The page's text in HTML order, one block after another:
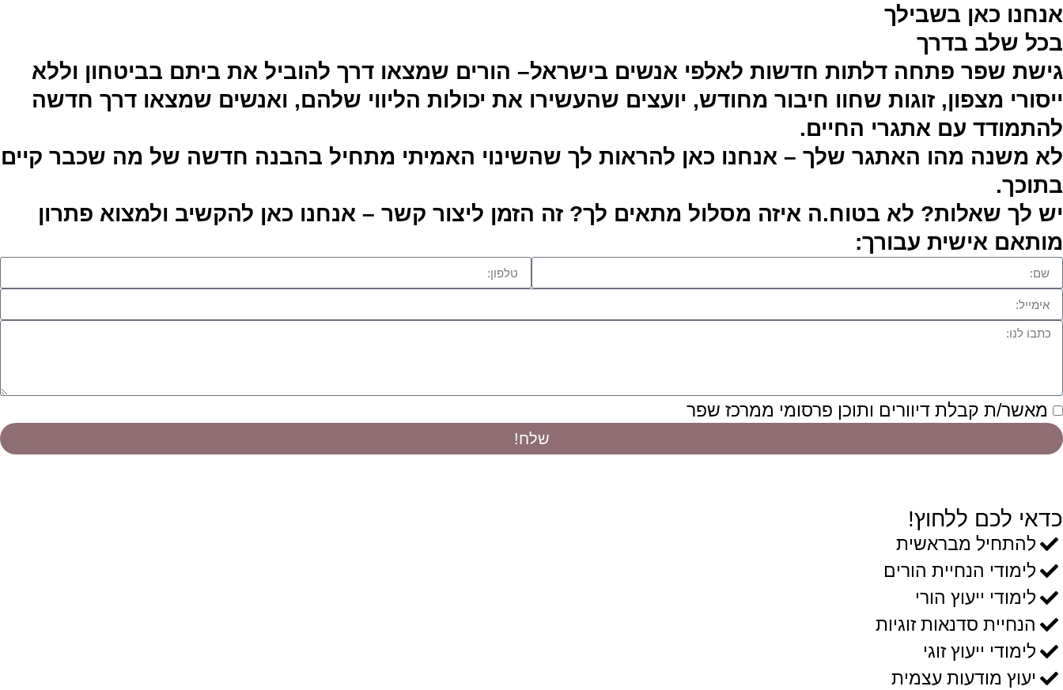
אנחנו כאן בשבילך
בכל שלב בדרך
גישת שפר פתחה דלתות חדשות לאלפי אנשים בישראל– הורים שמצאו דרך להוביל את ביתם בביטחון וללא
ייסורי מצפון, זוגות שחוו חיבור מחודש, יועצים שהעשירו את יכולות הליווי שלהם, ואנשים שמצאו דרך חדשה
להתמודד עם אתגרי החיים.
לא משנה מהו האתגר שלך – אנחנו כאן להראות לך שהשינוי האמיתי מתחיל בהבנה חדשה של מה שכבר קיים
בתוכך.
יש לך שאלות? לא בטוח.ה איזה מסלול מתאים לך? זה הזמן ליצור קשר – אנחנו כאן להקשיב ולמצוא פתרון
מותאם אישית עבורך:
מאשר/ת קבלת דיוורים ותוכן פרסומי ממרכז שפר
שלח!
כדאי לכם ללחוץ!
להתחיל מבראשית
לימודי הנחיית הורים
לימודי ייעוץ הורי
הנחיית סדנאות זוגיות
לימודי ייעוץ זוגי
יעוץ מודעות עצמית